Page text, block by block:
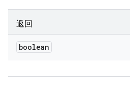
返回
boolean